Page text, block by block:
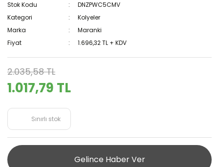
Stok Kodu
DNZPWC5CMV
Kategori
Kolyeler
Marka
Maranki
Fiyat
1.696,32 TL + KDV
2.035,58 TL
1.017,79 TL
Sınırlı stok
Gelince Haber Ver